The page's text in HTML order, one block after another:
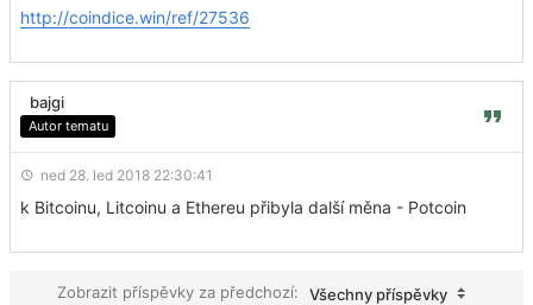
http://coindice.win/ref/27536
bajgi
Autor tematu
ned 28. led 2018 22:30:41
k Bitcoinu, Litcoinu a Ethereu přibyla další měna - Potcoin
Zobrazit příspěvky za předchozí:
Všechny příspěvky